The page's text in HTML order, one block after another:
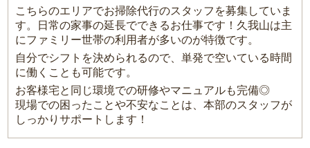
こちらのエリアでお掃除代行のスタッフを募集していま
す。日常の家事の延長でできるお仕事です！久我山は主
にファミリー世帯の利用者が多いのが特徴です。
自分でシフトを決められるので、単発で空いている時間
に働くことも可能です。
お客様宅と同じ環境での研修やマニュアルも完備◎
現場での困ったことや不安なことは、本部のスタッフが
しっかりサポートします！